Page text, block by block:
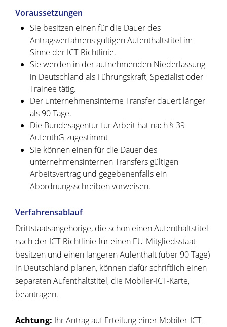
Voraussetzungen
Sie besitzen einen für die Dauer des
Antragsverfahrens gültigen Aufenthaltstitel im
Sinne der ICT-Richtlinie.
Sie werden in der aufnehmenden Niederlassung
in Deutschland als Führungskraft, Spezialist oder
Trainee tätig.
Der unternehmensinterne Transfer dauert länger
als 90 Tage.
Die Bundesagentur für Arbeit hat nach § 39
AufenthG zugestimmt
Sie können einen für die Dauer des
unternehmensinternen Transfers gültigen
Arbeitsvertrag und gegebenenfalls ein
Abordnungsschreiben vorweisen.
Verfahrensablauf
Drittstaatsangehörige, die schon einen Aufenthaltstitel
nach der ICT-Richtlinie für einen EU-Mitgliedsstaat
besitzen und einen längeren Aufenthalt (über 90 Tage)
in Deutschland planen, können dafür schriftlich einen
separaten Aufenthaltstitel, die Mobiler-ICT-Karte,
beantragen.
Achtung: Ihr Antrag auf Erteilung einer Mobiler-ICT-